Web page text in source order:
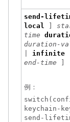
send-
local
time
duration-
infinite
end-time
例：
keychain-
send-